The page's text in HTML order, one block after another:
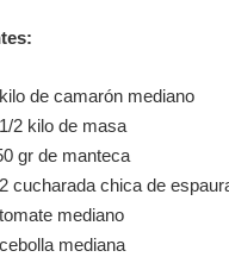
de camarón mediano
2 kilo de masa
gr de manteca
cucharada chica de
mediano
mediana